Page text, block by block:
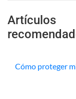
Artículos
Cómo proteger